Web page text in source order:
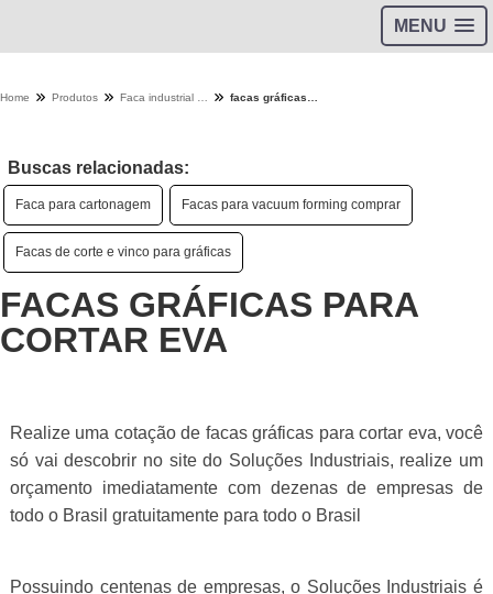
MENU
Home Produtos
Buscas relacionadas:
Faca para cartonagem Facas para vacuum forming comprar
Facas de corte e vinco para gráficas
FACAS GRÁFICAS PARA
CORTAR EVA
Realize uma cotação de facas gráficas para cortar eva, você
só vai descobrir no site do Soluções Industriais, realize um
orçamento imediatamente com dezenas de empresas de
todo o Brasil gratuitamente para todo o Brasil
Possuindo centenas de empresas, o Soluções Industriais é